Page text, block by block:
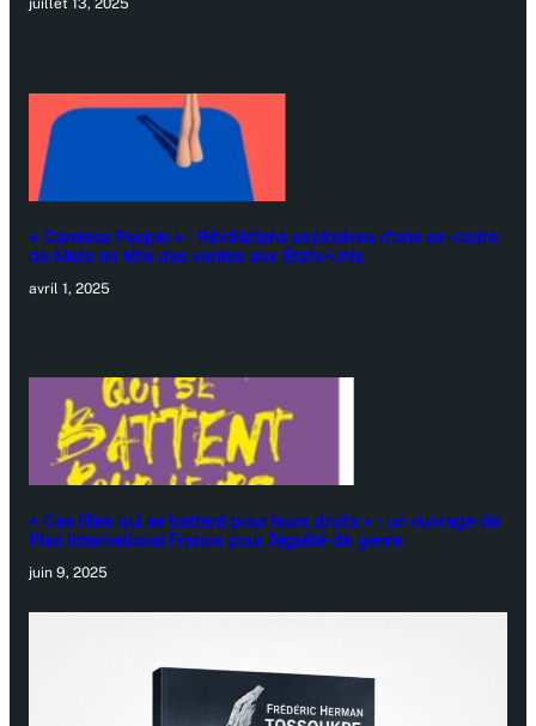
juillet 13, 2025
« Careless People » : Révélations explosives d’une ex-cadre
de Meta en tête des ventes aux États-Unis
avril 1, 2025
« Ces filles qui se battent pour leurs droits » : un ouvrage de
Plan International France pour l’égalité de genre
juin 9, 2025